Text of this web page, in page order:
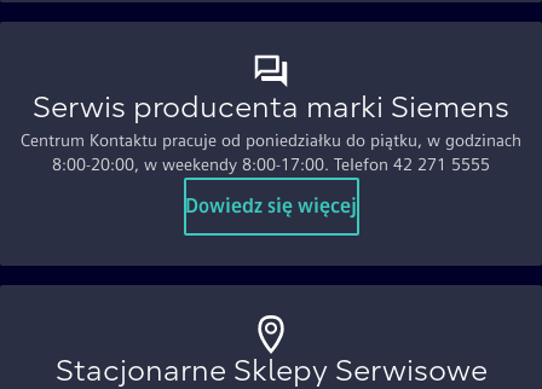
Serwis producenta marki Siemens
Centrum Kontaktu pracuje od poniedziałku do piątku, w godzinach
8:00-20:00, w weekendy 8:00-17:00. Telefon 42 271 5555
Dowiedz się więcej
Stacjonarne Sklepy Serwisowe